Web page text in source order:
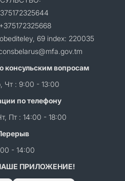
69 index: 220035
консульским вопросам
Чт : 9:00 - 13:00
по телефону
Пт : 14:00 - 18:00
- 14:00
ПРИЛОЖЕНИЕ!